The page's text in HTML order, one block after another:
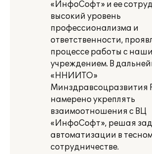
«ИнфоСофт» и ее
высокий уровень
профессионализма и
ответственности,
процессе работы с
учреждением. В
«ННИИТО»
Минздравсоцразвития
намерено укреплять
взаимоотношения с ВЦ
«ИнфоСофт», решая
автоматизации в
сотрудничестве.